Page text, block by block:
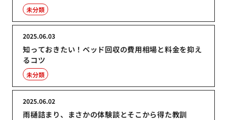
未分類
知っておきたい！ベッド回収の費用相場と料金を抑え
るコツ
2025.06.03
未分類
雨樋詰まり、まさかの体験談とそこから得た教訓
2025.06.02